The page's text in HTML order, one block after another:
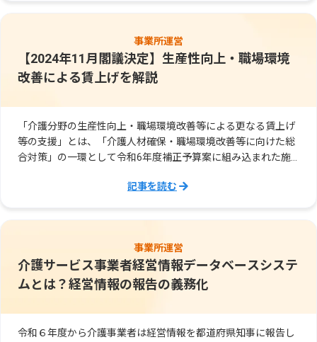
事業所運営
【2024年11月閣議決定】生産性向上・職場環境
改善による賃上げを解説
「介護分野の生産性向上・職場環境改善等による更なる賃上げ
等の支援」とは、「介護人材確保・職場環境改善等に向けた総
合対策」の一環として令和6年度補正予算案に組み込まれた施
記事を読む
事業所運営
介護サービス事業者経営情報データベースシステ
ムとは？経営情報の報告の義務化
令和６年度から介護事業者は経営情報を都道府県知事に報告し